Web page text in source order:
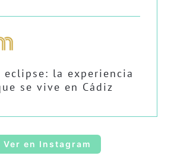
eclipse: la experiencia
se vive en Cádiz
Ver en Instagram